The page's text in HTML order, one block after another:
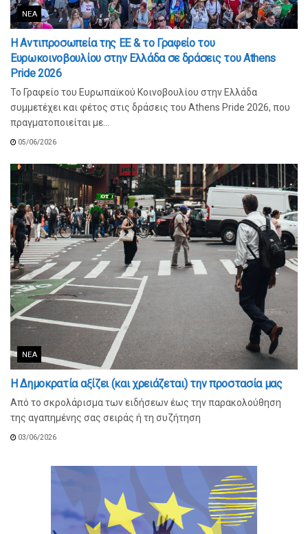
ΝΈΑ
Η Αντιπροσωπεία της ΕΕ & το Γραφείο του
Ευρωκοινοβουλίου στην Ελλάδα σε δράσεις του Athens
Pride 2026
Το Γραφείο του Ευρωπαϊκού Κοινοβουλίου στην Ελλάδα
συμμετέχει και φέτος στις δράσεις του Athens Pride 2026, που
πραγματοποιείται με...
05/06/2026
ΝΈΑ
Η Δημοκρατία αξίζει (και χρειάζεται) την προστασία μας
Από το σκρολάρισμα των ειδήσεων έως την παρακολούθηση
της αγαπημένης σας σειράς ή τη συζήτηση
03/06/2026